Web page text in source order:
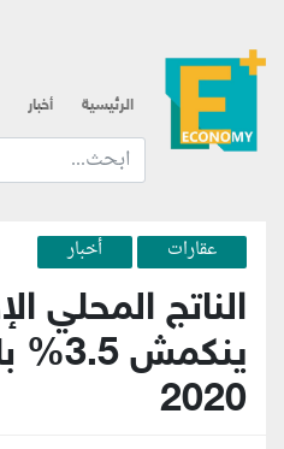
الرئيسية أخبار
ابحث عن... :
عقارات أخبار
الناتج المحلي
2020